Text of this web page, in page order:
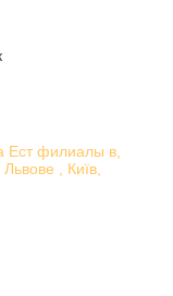
Ест филиалы в,
, Київ,